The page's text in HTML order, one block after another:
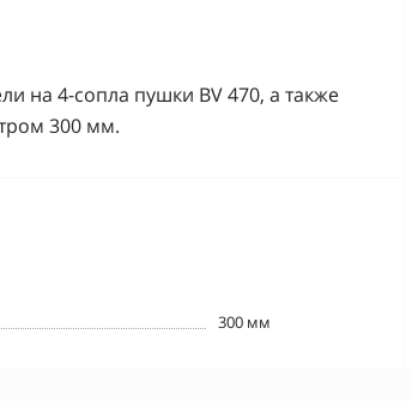
на 4-сопла пушки BV 470, а также
300 мм.
300 мм